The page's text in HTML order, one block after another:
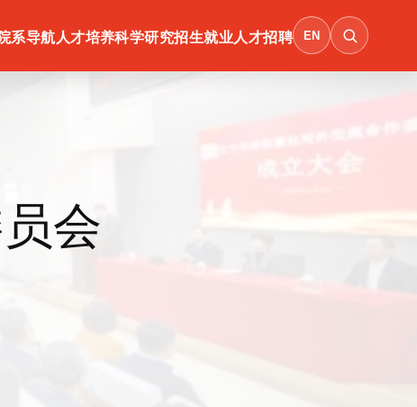
系导航 人才培养科学研究招生就业人才招聘 EN
会